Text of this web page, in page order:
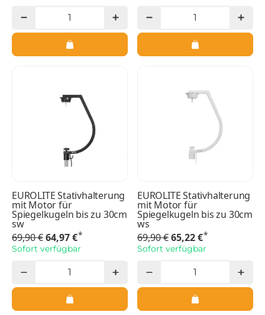
EUROLITE Stativhalterung
mit Motor für
Spiegelkugeln bis zu 30cm
sw
69,90 €64,97 €*
Sofort verfügbar
EUROLITE Stativhalterung
mit Motor für
Spiegelkugeln bis zu 30cm
ws
69,90 €65,22 €*
Sofort verfügbar